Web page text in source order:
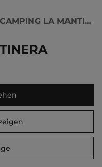
CAMPING LA MANTINERA